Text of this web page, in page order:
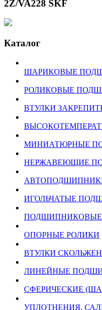
2Z/VA228 SKF
Каталог
ШАРИКОВЫЕ
РОЛИКОВЫЕ
ВТУЛКИ
МИНИАТЮРНЫЕ
НЕРЖАВЕЮЩИЕ
ИГОЛЬЧАТЫЕ
ПОДШИПНИКОВЫЕ
ОПОРНЫЕ РОЛИКИ
ВТУЛКИ
ЛИНЕЙНЫЕ
СФЕРИЧЕСКИЕ
УПЛОТНЕНИЯ,